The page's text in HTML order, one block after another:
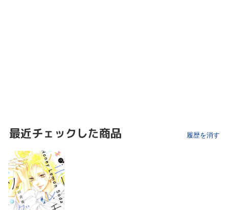
最近チェックした商品 履歴を消す